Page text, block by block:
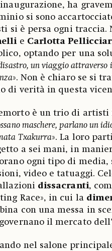
ha
si sono
si è persa ogni traccia.
e Carlotta
optando per una
un viaggio
». Non è chiaro se si
di verità in questa
è un trio di
maschere, parlano un
Txakurra». La loro
a sei mani, in
ogni tipo di
video e tatuaggi.
dissacranti,
Race», in cui la
con una messa in
il mercato
nel salone